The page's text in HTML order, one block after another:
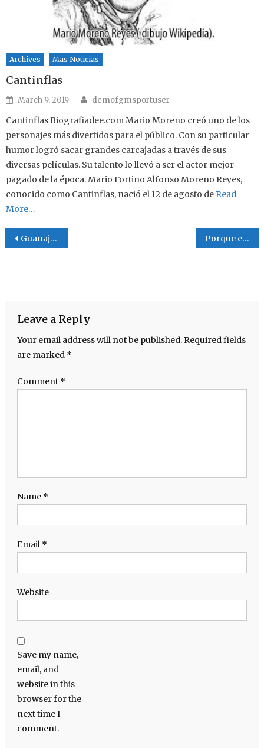
Archives Mas Noticias
Cantinflas
Posted on
March 9, 2019 Author
demofgmsportuser
Cantinflas Biografiadee.com Mario Moreno creó uno de los
personajes más divertidos para el público. Con su particular
humor logró sacar grandes carcajadas a través de sus
diversas películas. Su talento lo llevó a ser el actor mejor
pagado de la época. Mario Fortino Alfonso Moreno Reyes,
conocido como Cantinflas, nació el 12 de agosto de Read
More…
Post navigation
Guanajuato su primer nombre fue Mo-o-ti Porque existe tantos idiomas
Leave a Reply
Your email address will not be published. Required fields
are marked *
Comment *
Name *
Email *
Website
Save my name,
email, and
website in this
browser for the
next time I
comment.